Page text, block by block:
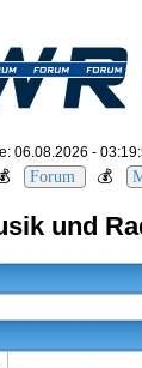
06.08.2026 -
Forum 💰
und